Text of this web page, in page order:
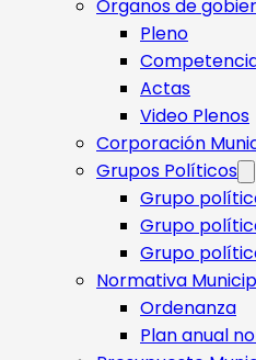
Organos de
Pleno
Actas
Video Plenos
Corporación
Grupos Políticos
Grupo
Grupo
Grupo
Normativa
Ordenanza
Plan anual